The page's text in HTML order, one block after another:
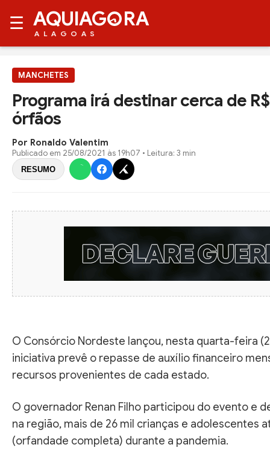
☰ AQUIAG RA
ALAGOAS
MANCHETES
Programa irá destinar cerca de
órfãos
Por Ronaldo Valentim
Publicado em 25/08/2021 às 19h07 • Leitura: 3 min
RESUMO
O Consórcio Nordeste lançou, nesta quarta-feira
iniciativa prevê o repasse de auxílio financeiro
recursos provenientes de cada estado.
O governador Renan Filho participou do evento e
na região, mais de 26 mil crianças e adolescentes
(orfandade completa) durante a pandemia.